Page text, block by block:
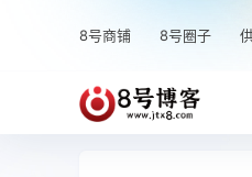
8号商铺 8号圈子